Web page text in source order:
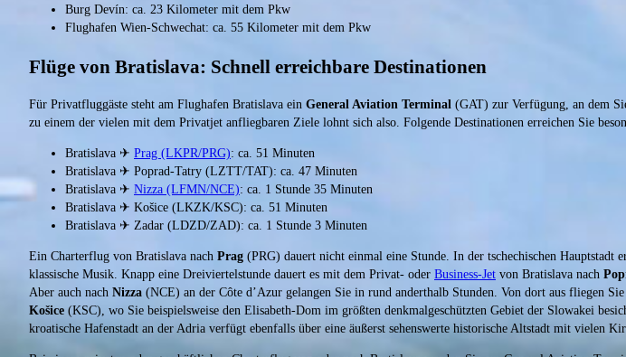
Burg Devín: ca. 23 Kilometer mit dem Pkw
Flughafen Wien-Schwechat: ca. 55 Kilometer mit dem Pkw
Flüge von Bratislava: Schnell erreichbare Destinationen
Für Privatfluggäste steht am Flughafen Bratislava ein General Aviation Terminal (GAT) zur Verfügung, an dem
zu einem der vielen mit dem Privatjet anfliegbaren Ziele lohnt sich also. Folgende Destinationen erreichen Sie
Bratislava ✈ Prag (LKPR/PRG): ca. 51 Minuten
Bratislava ✈ Poprad-Tatry (LZTT/TAT): ca. 47 Minuten
Bratislava ✈ Nizza (LFMN/NCE): ca. 1 Stunde 35 Minuten
Bratislava ✈ Košice (LKZK/KSC): ca. 51 Minuten
Bratislava ✈ Zadar (LDZD/ZAD): ca. 1 Stunde 3 Minuten
Ein Charterflug von Bratislava nach Prag (PRG) dauert nicht einmal eine Stunde. In der tschechischen
klassische Musik. Knapp eine Dreiviertelstunde dauert es mit dem Privat- oder Business-Jet von Bratislava nach
Aber auch nach Nizza (NCE) an der Côte d’Azur gelangen Sie in rund anderthalb Stunden. Von dort aus fliegen
Košice (KSC), wo Sie beispielsweise den Elisabeth-Dom im größten denkmalgeschützten Gebiet der Slowakei
kroatische Hafenstadt an der Adria verfügt ebenfalls über eine äußerst sehenswerte historische Altstadt mit vielen